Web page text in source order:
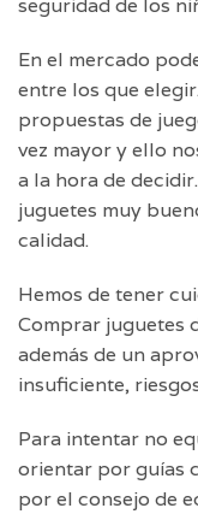
seguridad de los
En el mercado
entre los que
propuestas de
vez mayor y ello
a la hora de
juguetes muy
calidad.
Hemos de tener
Comprar juguetes
además de un
insuficiente,
Para intentar no
orientar por guías
por el consejo de